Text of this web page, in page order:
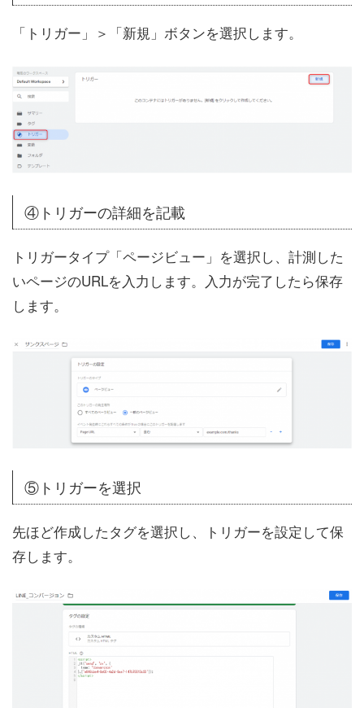
「トリガー」＞「新規」ボタンを選択します。
④トリガーの詳細を記載
トリガータイプ「ページビュー」を選択し、計測した
いページのURLを入力します。入力が完了したら保存
します。
⑤トリガーを選択
先ほど作成したタグを選択し、トリガーを設定して保
存します。